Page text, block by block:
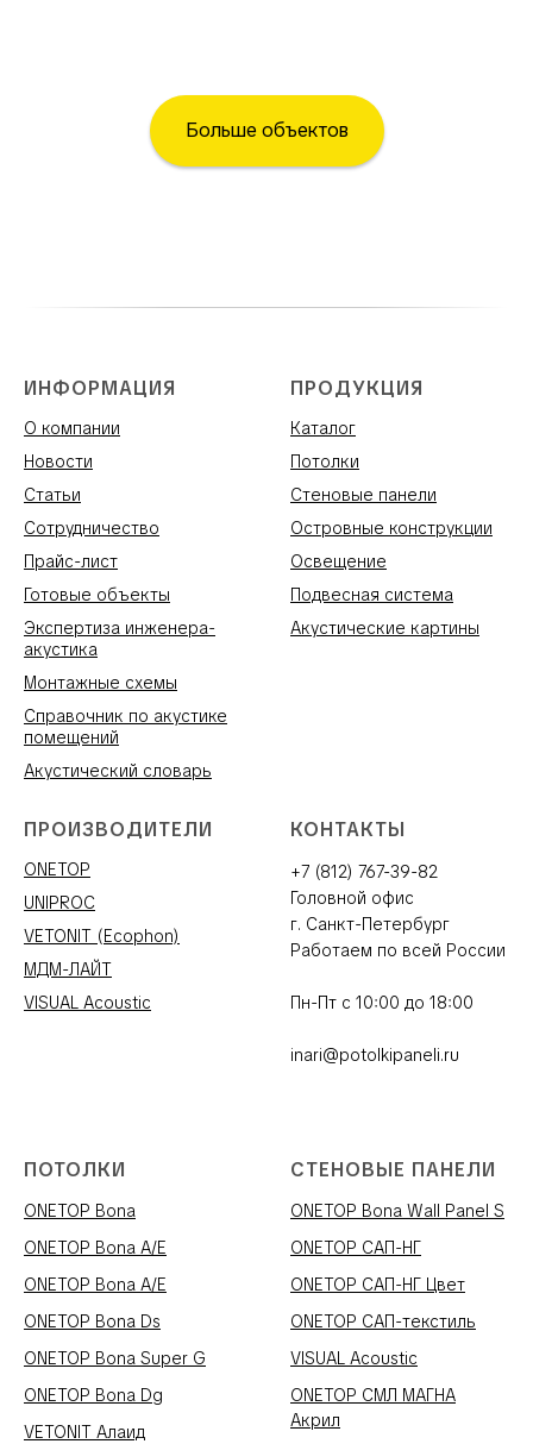
Больше объектов
ИНФОРМАЦИЯ
О компании
Новости
Статьи
Сотрудничество
Прайс-лист
Готовые объекты
Экспертиза инженера-
акустика
Монтажные схемы
Справочник по акустике
помещений
Акустический словарь
ПРОДУКЦИЯ
Каталог
Потолки
Стеновые панели
Островные конструкции
Освещение
Подвесная система
Акустические картины
ПРОИЗВОДИТЕЛИ
ONETOP
UNIPROC
VETONIT (Ecophon)
МДМ-ЛАЙТ
VISUAL Acoustic
КОНТАКТЫ
+7 (812) 767-39-82
Головной офис
г. Санкт-Петербург
Работаем по всей России
Пн-Пт с 10:00 до 18:00
inari@potolkipaneli.ru
ПОТОЛКИ
ONETOP Bona
ONETOP Bona A/E
ONETOP Bona A/E
ONETOP Bona Ds
ONETOP Bona Super G
ONETOP Bona Dg
VETONIT Алаид
СТЕНОВЫЕ ПАНЕЛИ
ONETOP Bona Wall Panel S
ONETOP САП-НГ
ONETOP САП-НГ Цвет
ONETOP САП-текстиль
VISUAL Acoustic
ONETOP СМЛ МАГНА
Акрил